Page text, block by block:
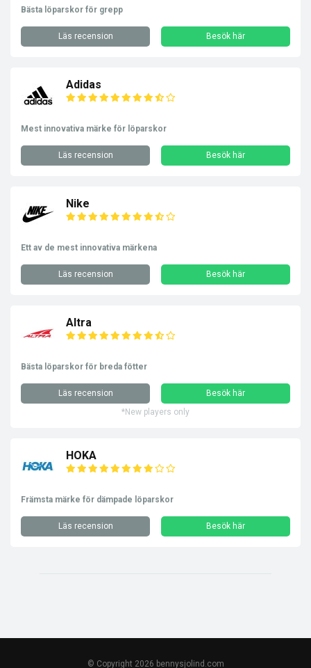
Bästa löparskor för grepp
Läs recension Besök här
Adidas
Mest innovativa märke för löparskor
Läs recension Besök här
Nike
Ett av de mest innovativa märkena
Läs recension Besök här
Altra
Bästa löparskor för breda fötter
Läs recension
Besök här
*New players only
HOKA
Främsta märke för dämpade löparskor
Läs recension Besök här
© Copyright 2026 bennysjolind.com